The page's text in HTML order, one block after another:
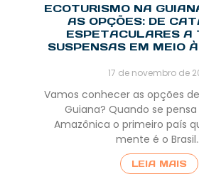
ECOTURISMO NA
AS OPÇÕES: DE
ESPETACULARES A
SUSPENSAS EM MEIO
17 de novembro de
Vamos conhecer as opções
Guiana? Quando se
Amazônica o primeiro país
mente é o
LEIA MAIS